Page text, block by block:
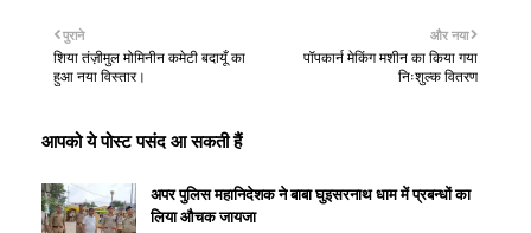
और नया
पॉपकार्न मेकिंग मशीन का किया गया
निःशुल्क वितरण
पुराने
शिया तंज़ीमुल मोमिनीन कमेटी बदायूँ का
हुआ नया विस्तार।
आपको ये पोस्ट पसंद आ सकती हैं
अपर पुलिस महानिदेशक ने बाबा घुइसरनाथ धाम में प्रबन्धों का
लिया औचक जायजा